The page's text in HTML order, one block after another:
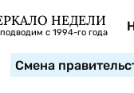
НЕДЕЛИ
с 1994-го года
Смена